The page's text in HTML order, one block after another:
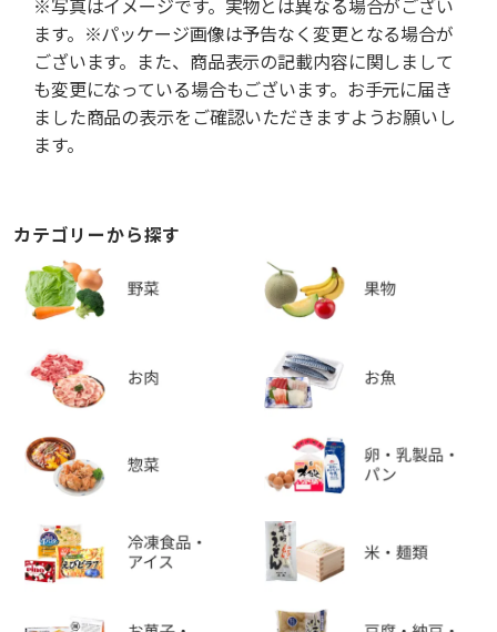
※写真はイメージです。実物とは異なる場合がござい
ます。※パッケージ画像は予告なく変更となる場合が
ございます。また、商品表示の記載内容に関しまして
も変更になっている場合もございます。お手元に届き
ました商品の表示をご確認いただきますようお願いし
ます。
カテゴリーから探す